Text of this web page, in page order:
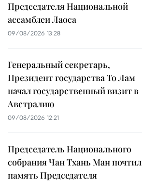
Председателя Национальной
ассамблеи Лаоса
09/08/2026 13:28
Генеральный секретарь,
Президент государства То Лам
начал государственный визит в
Австралию
09/08/2026 12:21
Председатель Национального
собрания Чан Тхань Ман почтил
память Председателя